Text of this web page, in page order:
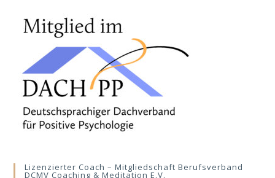
Lizenzierter Coach – Mitgliedschaft Berufsverband
DCMV Coaching & Meditation E.V.